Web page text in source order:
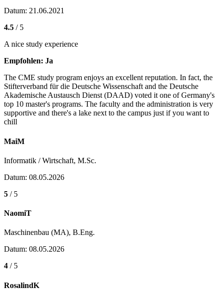
Datum: 21.06.2021
4.5 / 5
A nice study experience
Empfohlen: Ja
The CME study program enjoys an excellent reputation. In fact, the
Stifterverband für die Deutsche Wissenschaft and the Deutsche
Akademische Austausch Dienst (DAAD) voted it one of Germany's
top 10 master's programs. The faculty and the administration is very
supportive and there's a lake next to the campus just if you want to
chill
MaiM
Informatik / Wirtschaft, M.Sc.
Datum: 08.05.2026
5 / 5
NaomiT
Maschinenbau (MA), B.Eng.
Datum: 08.05.2026
4 / 5
RosalindK